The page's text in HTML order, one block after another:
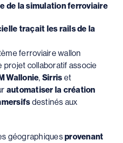
de la simulation ferroviaire
traçait les rails de la
ferroviaire wallon
projet collaboratif associe
Wallonie, Sirris et
automatiser la création
destinés aux
géographiquesprovenant